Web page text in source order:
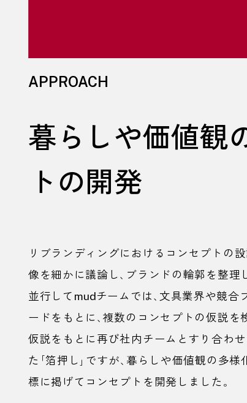
APPROACH
暮らしや価値観
トの開発
リブランディングにおけるコンセプトの
像を細かに議論し、ブランドの輪郭を整理
並行して mudチームでは、文具業界や競合
ードをもとに、複数のコンセプトの仮説を
仮説をもとに再び社内チームとすり合わせ
た「箔押し」ですが、暮らしや価値観の多
標に掲げてコンセプトを開発しました。